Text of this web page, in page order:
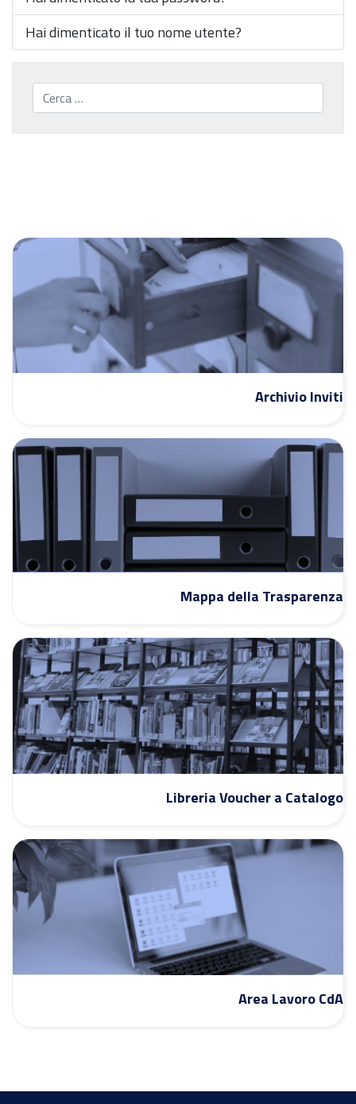
Hai dimenticato il tuo nome utente?
Cerca...
Archivio Inviti
Mappa della Trasparenza
Libreria Voucher a Catalogo
Area Lavoro CdA